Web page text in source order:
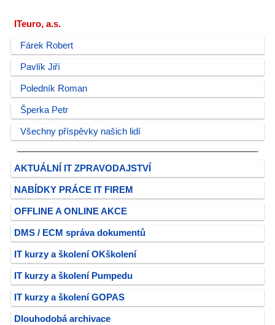
ITeuro, a.s.
Fárek Robert
Pavlík Jiří
Poledník Roman
Šperka Petr
Všechny příspěvky našich lidí
AKTUÁLNÍ IT ZPRAVODAJSTVÍ
NABÍDKY PRÁCE IT FIREM
OFFLINE A ONLINE AKCE
DMS / ECM správa dokumentů
IT kurzy a školení OKškolení
IT kurzy a školení Pumpedu
IT kurzy a školení GOPAS
Dlouhodobá archivace